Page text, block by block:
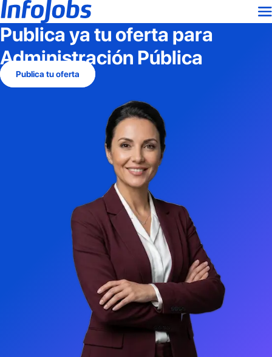
Publica ya tu oferta para
Administración Pública
Publica tu oferta